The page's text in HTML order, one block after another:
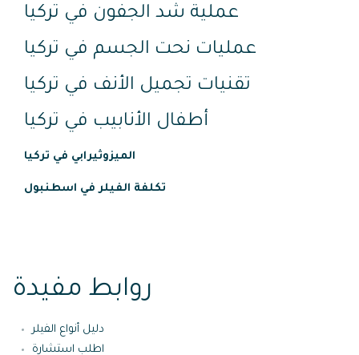
عملية شد الجفون في تركيا
عمليات نحت الجسم في تركيا
تقنيات تجميل الأنف في تركيا
أطفال الأنابيب في تركيا
الميزوثيرابي في تركيا
تكلفة الفيلر في اسطنبول
روابط مفيدة
دليل أنواع الفيلر
اطلب استشارة